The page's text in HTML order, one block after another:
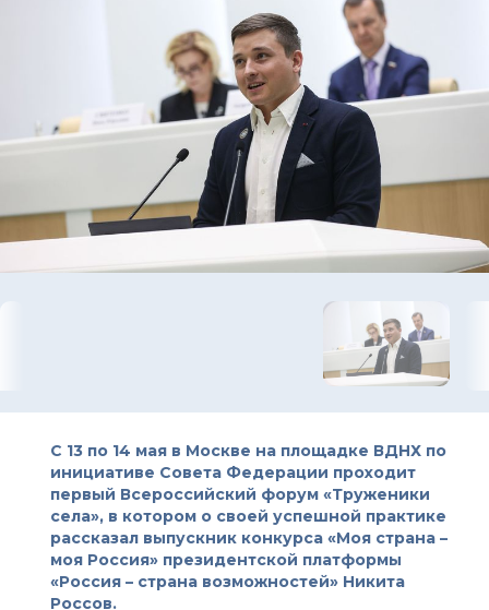
С 13 по 14 мая в Москве на площадке ВДНХ по
инициативе Совета Федерации проходит
первый Всероссийский форум «Труженики
села», в котором о своей успешной практике
рассказал выпускник конкурса «Моя страна –
моя Россия» президентской платформы
«Россия – страна возможностей» Никита
Россов.